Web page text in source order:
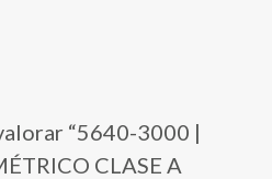
“5640-3000 |
CLASE A